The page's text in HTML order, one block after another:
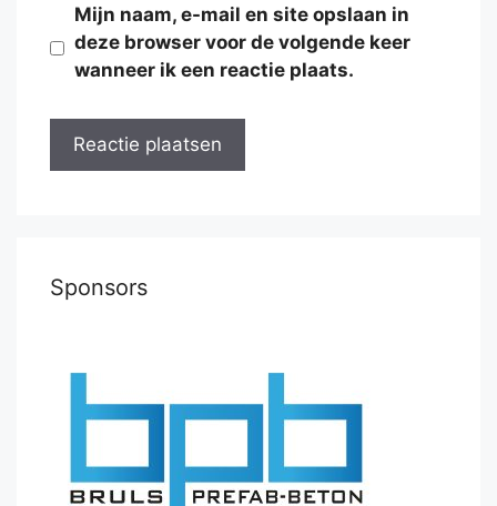
Mijn naam, e-mail en site opslaan in
deze browser voor de volgende keer
wanneer ik een reactie plaats.
Sponsors